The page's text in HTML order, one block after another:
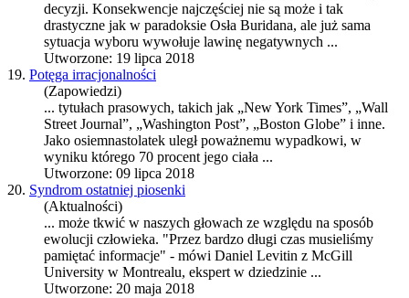
decyzji. Konsekwencje najczęściej nie są może i tak
drastyczne jak w paradoksie Osła Buridana, ale już sama
sytuacja wyboru wywołuje lawinę negatywnych ...
Utworzone: 19 lipca 2018
19. Potęga irracjonalności
(Zapowiedzi)
... tytułach prasowych, takich jak „New York Times”, „Wall
Street Journal”, „Washington Post”, „Boston Globe” i inne.
Jako osiemnastolatek uległ poważnemu wypadkowi, w
wyniku którego 70 procent jego ciała ...
Utworzone: 09 lipca 2018
20. Syndrom ostatniej piosenki
(Aktualności)
... może tkwić w naszych głowach ze względu na sposób
ewolucji człowieka. "Przez bardzo długi czas musieliśmy
pamiętać informacje" - mówi Daniel Levitin z McGill
University w Montrealu, ekspert w dziedzinie ...
Utworzone: 20 maja 2018